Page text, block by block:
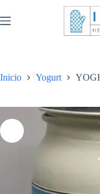
Inicio Yogurt